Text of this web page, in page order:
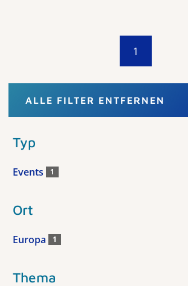
1
ALLE FILTER ENTFERNEN
Typ
Events 1
Ort
Europa 1
Thema